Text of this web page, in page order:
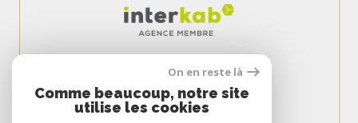
On en reste là
Comme beaucoup, notre site
utilise les cookies